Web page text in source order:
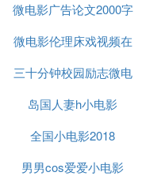
他们穿过林间小路，
的湖边，而父亲在河
待。
口，渔家少年留老人
微电影广告论文2000字
微电影伦理床戏视频在
线观看
三十分钟校园励志微电
影
岛国人妻h小电影
全国小电影2018
男男cos爱爱小电影